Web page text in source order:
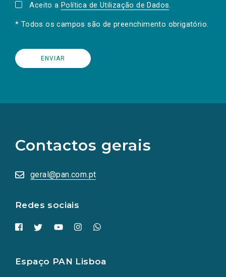
Aceito a Política de Utilização de Dados.
* Todos os campos são de preenchimento obrigatório.
Contactos gerais
geral@pan.com.pt
Redes sociais
redes
sociais
numa
nova
Espaço PAN Lisboa